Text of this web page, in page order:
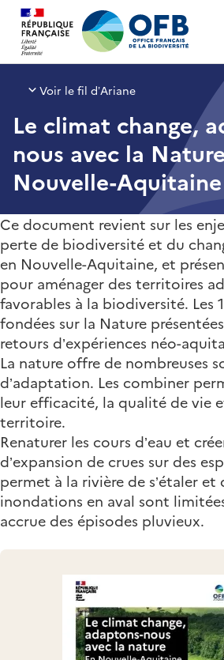
Office français
Voir le fil d’Ariane
Le climat change,
nous avec la
Nouvelle-Aquitaine
Ce document revient sur les
perte de biodiversité et du
en Nouvelle-Aquitaine, et
pour aménager des territoires
favorables à la biodiversité. Les
fondées sur la Nature
retours d’expériences néo-
La nature offre de nombreuses
d’adaptation. Les combiner
leur efficacité, la qualité de vie
territoire.
Renaturer les cours d’eau et
d’expansion de crues sur des
permet à la rivière de s’étaler et
inondations en aval sont
accrue des épisodes pluvieux.
Panneau de gestion des cookies